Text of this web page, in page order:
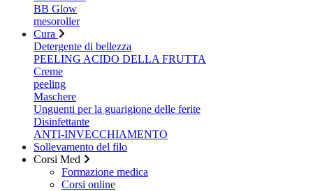
BB Glow
mesoroller
Cura
Detergente di bellezza
PEELING ACIDO DELLA FRUTTA
Creme
peeling
Maschere
Unguenti per la guarigione delle ferite
Disinfettante
ANTI-INVECCHIAMENTO
Sollevamento del filo
Corsi Med
Formazione medica
Corsi online